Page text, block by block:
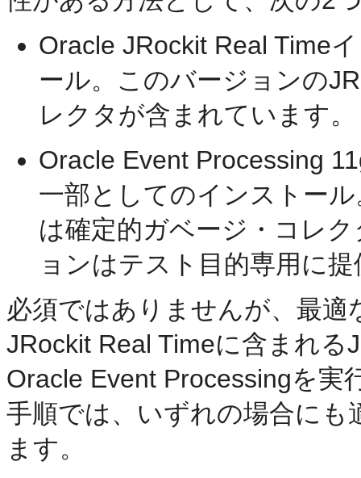
Oracle JRockit Real Time
ール。このバージョンの
レクタが含まれています。
Oracle Event Processing
一部としてのインストー
は確定的ガベージ・コレ
ョンはテスト目的専用に
必須ではありませんが、最
JRockit Real Timeに含まれ
Oracle Event Processingを実
手順では、いずれの場合にも
ます。